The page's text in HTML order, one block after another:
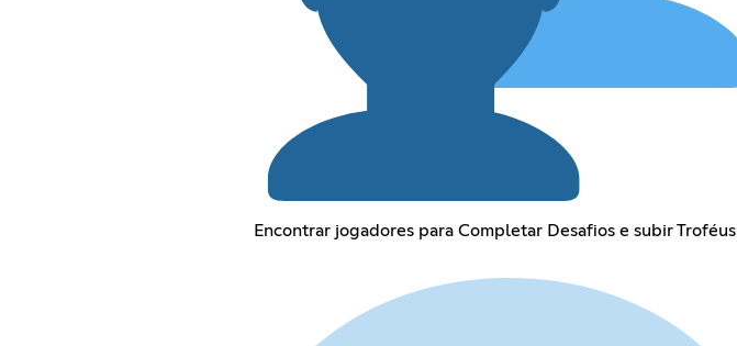
Encontrar jogadores para Completar Desafios e subir Troféus